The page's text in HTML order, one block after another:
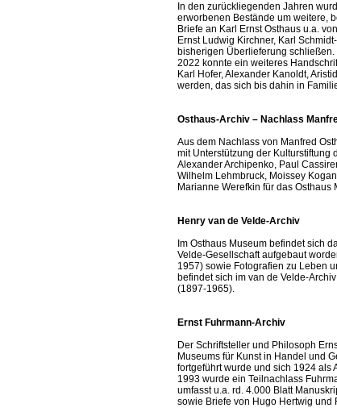
In den zurückliegenden Jahren
erworbenen Bestände um weitere,
Briefe an Karl Ernst Osthaus u.a.
Ernst Ludwig Kirchner, Karl
bisherigen Überlieferung schließen.
2022 konnte ein weiteres
Karl Hofer, Alexander Kanoldt,
werden, das sich bis dahin in
Osthaus-Archiv – Nachlass
Aus dem Nachlass von Manfred
mit Unterstützung der Kulturstiftung
Alexander Archipenko, Paul
Wilhelm Lehmbruck, Moissey
Marianne Werefkin für das
Henry van de Velde-Archiv
Im Osthaus Museum befindet sich
Velde-Gesellschaft aufgebaut
1957) sowie Fotografien zu Leben
befindet sich im van de Velde-
(1897-1965).
Ernst Fuhrmann-Archiv
Der Schriftsteller und Philosoph
Museums für Kunst in Handel und
fortgeführt wurde und sich 1924 als
1993 wurde ein Teilnachlass
umfasst u.a. rd. 4.000 Blatt
sowie Briefe von Hugo Hertwig und